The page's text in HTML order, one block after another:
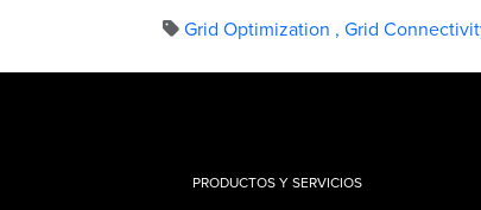
Grid Optimization , Grid
PRODUCTOS Y SERVICIOS